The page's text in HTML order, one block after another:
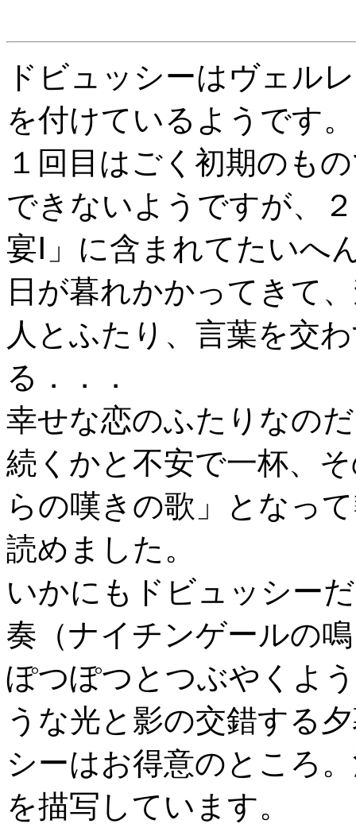
ドビュッシーはヴェル
を付けているようです。
１回目はごく初期のも
できないようですが、
宴Ⅰ」に含まれてたいへ
日が暮れかかってきて
人とふたり、言葉を交
る．．．
幸せな恋のふたりなの
続くかと不安で一杯、
らの嘆きの歌」となっ
読めました。
いかにもドビュッシー
奏（ナイチンゲールの
ぽつぽつとつぶやくよ
うな光と影の交錯する
シーはお得意のところ
を描写しています。